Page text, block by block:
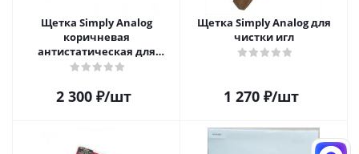
Щетка Simply Analog
коричневая
антистатическая для
чистки виниловых
2 300₽/шт
Щетка Simply Analog для
чистки игл
1 270₽/шт